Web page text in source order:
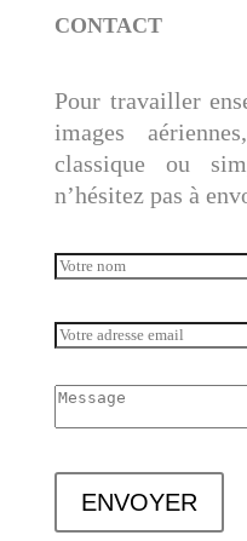
CONTACT
Pour travailler
images
classique ou
n’hésitez pas à
ENVOYER